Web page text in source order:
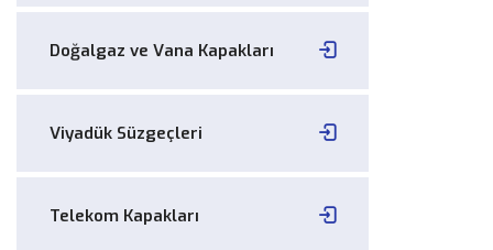
Doğalgaz ve Vana Kapakları
Viyadük Süzgeçleri
Telekom Kapakları